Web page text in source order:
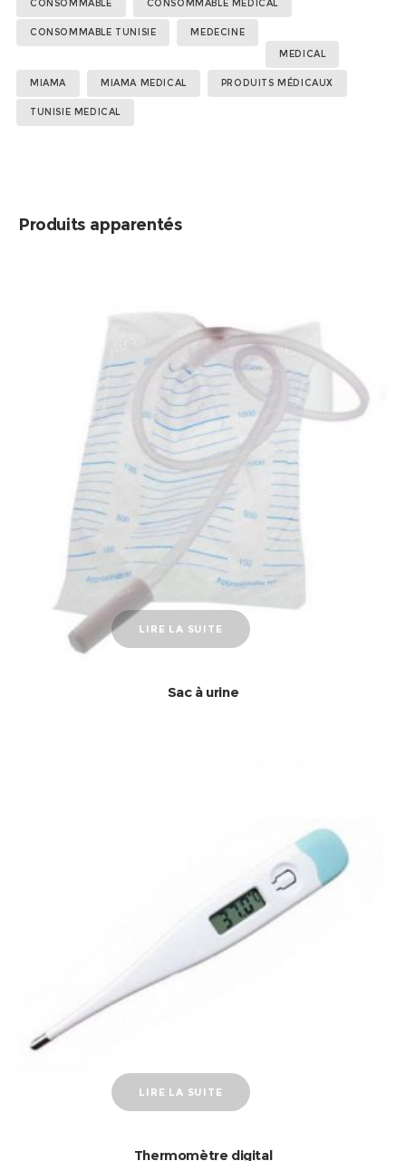
CONSOMMABLE CONSOMMABLE MEDICAL
CONSOMMABLE TUNISIE MEDECINE
MEDICAL
MIAMA MIAMA MEDICAL PRODUITS MÉDICAUX
TUNISIE MEDICAL
Produits apparentés
LIRE LA SUITE
Sac à urine
LIRE LA SUITE
Thermomètre digital